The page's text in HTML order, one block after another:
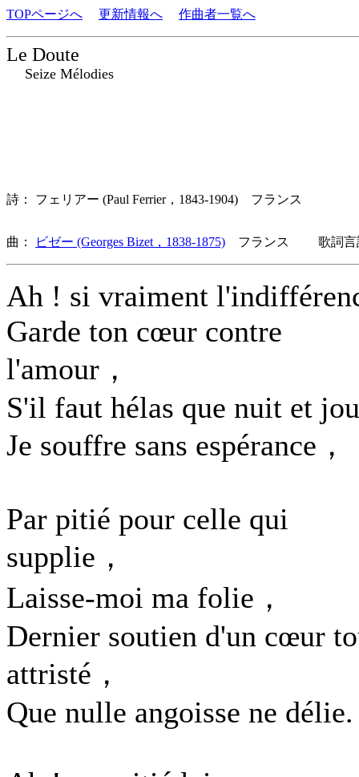
TOPページへ 更新情報へ 作曲者一覧へ
Le Doute
Seize Mélodies
詩： フェリアー (Paul Ferrier，1843-1904) フランス
曲： ビゼー (Georges Bizet，1838-1875) フランス 歌詞言
Ah ! si vraiment
Garde ton cœur contre
l'amour，
S'il faut hélas que nuit et
Je souffre sans espérance，
Par pitié pour celle qui
supplie，
Laisse-moi ma folie，
Dernier soutien d'un cœur
attristé，
Que nulle angoisse ne délie.